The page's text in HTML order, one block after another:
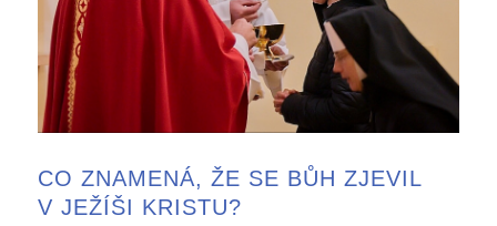
CO ZNAMENÁ, ŽE SE BŮH ZJEVIL
V JEŽÍŠI KRISTU?